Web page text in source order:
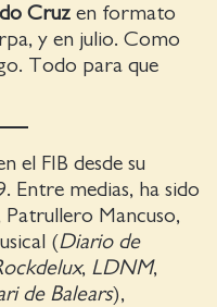
Cruz en formato
y en julio. Como
Todo para que
el FIB desde su
Entre medias, ha sido
Mancuso,
(Diario de
, LDNM,
de Balears),